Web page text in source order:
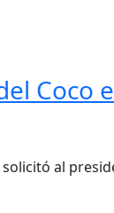
Coco
al